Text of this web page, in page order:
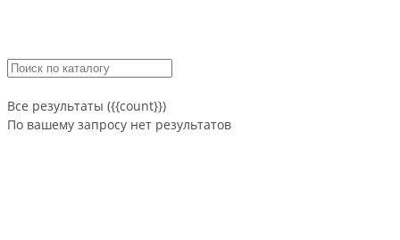
Все результаты ({{count}})
По вашему запросу нет результатов